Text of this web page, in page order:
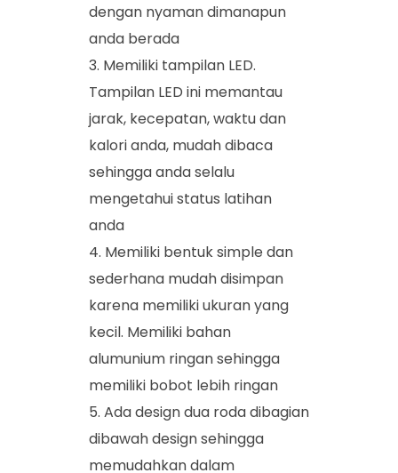
dengan nyaman dimanapun
anda berada
Memiliki tampilan LED.
Tampilan LED ini memantau
jarak, kecepatan, waktu dan
kalori anda, mudah dibaca
sehingga anda selalu
mengetahui status latihan
anda
Memiliki bentuk simple dan
sederhana mudah disimpan
karena memiliki ukuran yang
kecil. Memiliki bahan
alumunium ringan sehingga
memiliki bobot lebih ringan
Ada design dua roda dibagian
dibawah design sehingga
memudahkan dalam